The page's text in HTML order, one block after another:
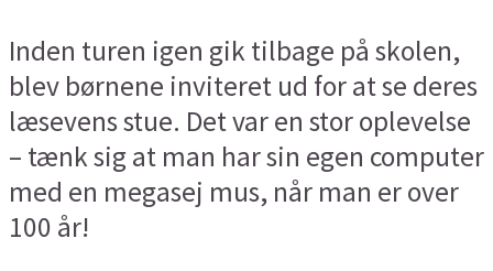
Inden turen igen gik tilbage på skolen,
blev børnene inviteret ud for at se deres
læsevens stue. Det var en stor oplevelse
– tænk sig at man har sin egen computer
med en megasej mus, når man er over
100 år!